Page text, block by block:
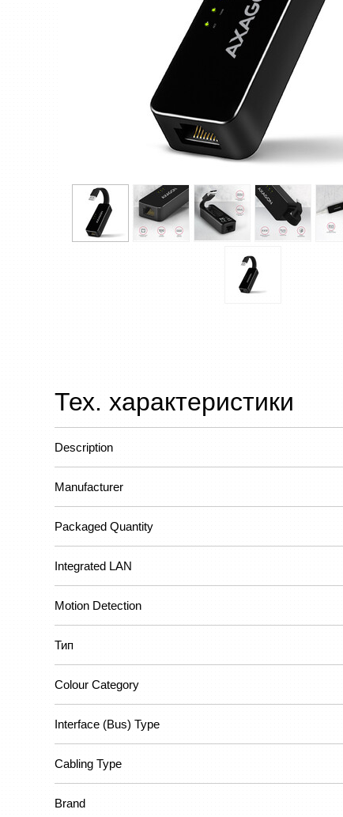
Тех. характеристики
Description
Manufacturer
Packaged Quantity
Integrated LAN
Motion Detection
Тип
Colour Category
Interface (Bus) Type
Cabling Type
Brand